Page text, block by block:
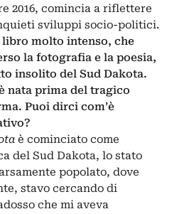
2016, comincia a riflettere
sviluppi socio-politici.
libro molto intenso, che
la fotografia e la poesia,
insolito del Sud Dakota.
nata prima del tragico
Puoi dirci com’è
è cominciato come
del Sud Dakota, lo stato
popolato, dove
stavo cercando di
che mi aveva